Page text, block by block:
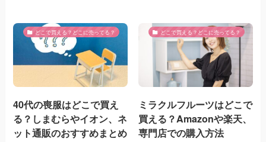
どこで買える？どこに売ってる？
40代の喪服はどこで買え
る？しまむらやイオン、ネ
ット通販のおすすめまとめ
どこで買える？どこに売ってる？
ミラクルフルーツはどこで
買える？Amazonや楽天、
専門店での購入方法